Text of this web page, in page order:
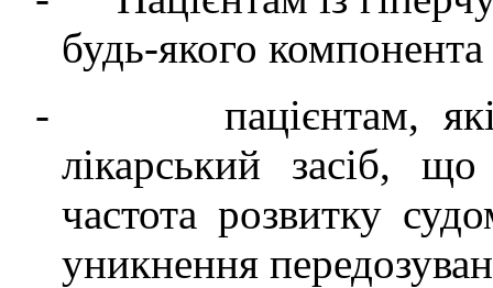
будь-якого
-
пацієнтам,
лікарський засіб,
частота розвитку
уникнення